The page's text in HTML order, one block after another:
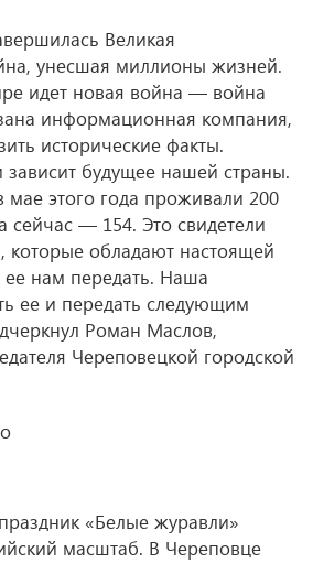
Великая
унесшая миллионы жизней.
идет новая война — война
информационная компания,
исторические факты.
будущее нашей страны.
этого года проживали 200
сейчас — 154. Это свидетели
которые обладают настоящей
ее нам передать. Наша
ее и передать следующим
Роман Маслов,
Череповецкой городской
«Белые журавли»
масштаб. В Череповце